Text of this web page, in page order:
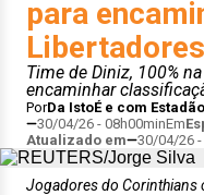
para
Libertadores
Time de Diniz, 100%
encaminhar
PorDa IstoÉ e com
30/04/26 - 08h00minEm
Atualizado em
30/04/26 -
Jogadores do Corinthians